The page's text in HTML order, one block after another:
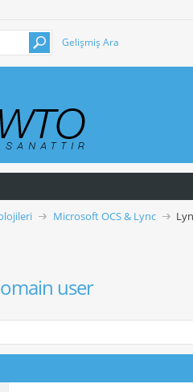
Gelişmiş Ara
Microsoft OCS & Lync
user